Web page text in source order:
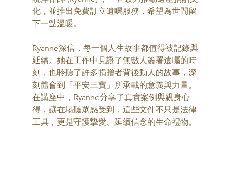
化，並推出免費訂立遺囑服務，希望為世間留
下一點溫暖。
Ryanne深信，每一個人生故事都值得被記錄與
延續。她在工作中見證了無數人簽署遺囑的時
刻，也聆聽了許多捐贈者背後動人的故事，深
刻體會到「平安三寶」所承載的意義與力量。
在講座中，Ryanne分享了真實案例與親身心
得，讓在場聽眾感受到，這些文件不只是法律
工具，更是守護摯愛、延續信念的生命禮物。